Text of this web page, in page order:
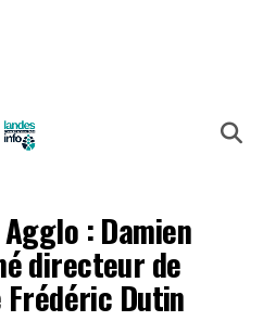
: Damien
directeur de
Dutin